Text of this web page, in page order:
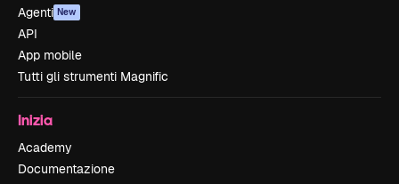
Agenti New
API
App mobile
Tutti gli strumenti Magnific
Inizia
Academy
Documentazione